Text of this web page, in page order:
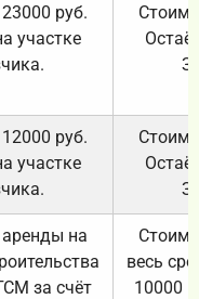
руб.
участке
руб.
участке
на
за счёт
весь
10000